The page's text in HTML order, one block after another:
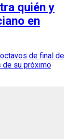
quién y
en
de final de
de su próximo